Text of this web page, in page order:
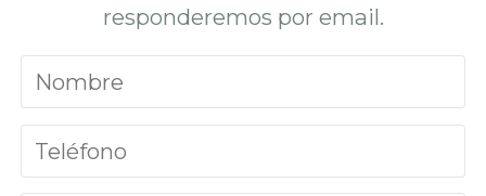
responderemos por email.